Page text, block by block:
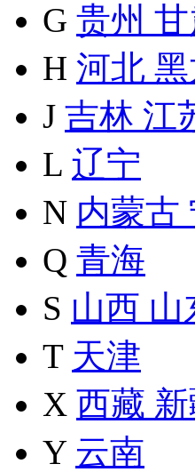
G 贵州
H 河北
J 吉林 江
L 辽宁
N 内蒙古
Q 青海
S 山西 山
T 天津
X 西藏
Y 云南